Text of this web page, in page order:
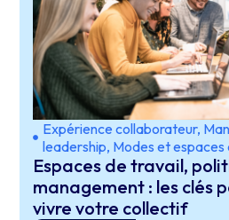
Expérience collaborateur,
leadership, Modes et espaces
Espaces de travail,
management : les clés
vivre votre collectif